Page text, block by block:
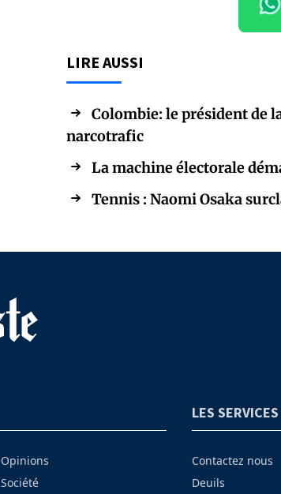
LIRE AUSSI
Colombie: le président de
narcotrafic
La machine électorale
Tennis : Naomi Osaka
Opinions
Société
LES SERVICES
Contactez nous
Deuils